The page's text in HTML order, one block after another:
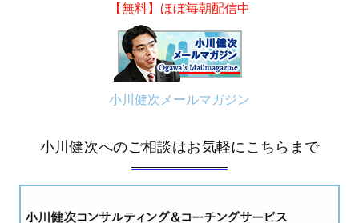
【無料】ほぼ毎朝配信中
小川健次メールマガジン
小川健次へのご相談はお気軽にこちらまで